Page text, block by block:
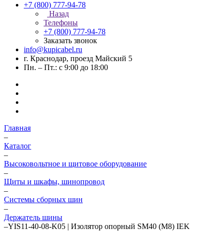
+7 (800) 777-94-78
Назад
Телефоны
+7 (800) 777-94-78
Заказать звонок
info@kupicabel.ru
г. Краснодар, проезд Майский 5
Пн. – Пт.: с 9:00 до 18:00
Главная
–
Каталог
–
Высоковольтное и щитовое оборудование
–
Щиты и шкафы, шинопровод
–
Системы сборных шин
–
Держатель шины
–YIS11-40-08-K05 | Изолятор опорный SM40 (М8) IEK